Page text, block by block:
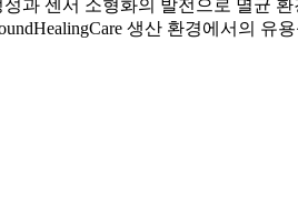
과 센서 소형화의 발전으로 멸균
생산 환경에서의